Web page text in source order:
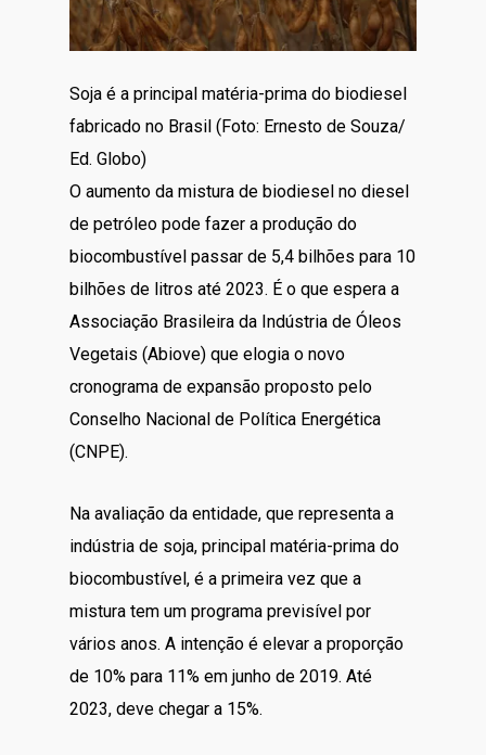
Soja é a principal matéria-prima do biodiesel
fabricado no Brasil (Foto: Ernesto de Souza/
Ed. Globo)
O aumento da mistura de biodiesel no diesel
de petróleo pode fazer a produção do
biocombustível passar de 5,4 bilhões para 10
bilhões de litros até 2023. É o que espera a
Associação Brasileira da Indústria de Óleos
Vegetais (Abiove) que elogia o novo
cronograma de expansão proposto pelo
Conselho Nacional de Política Energética
(CNPE).
Na avaliação da entidade, que representa a
indústria de soja, principal matéria-prima do
biocombustível, é a primeira vez que a
mistura tem um programa previsível por
vários anos. A intenção é elevar a proporção
de 10% para 11% em junho de 2019. Até
2023, deve chegar a 15%.